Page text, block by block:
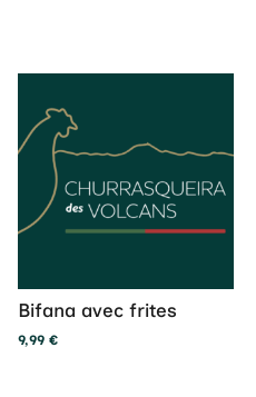
Bifana avec frites
9,99 €